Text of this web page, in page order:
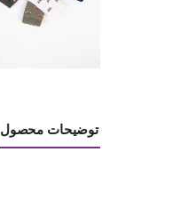
توضیحات محصول